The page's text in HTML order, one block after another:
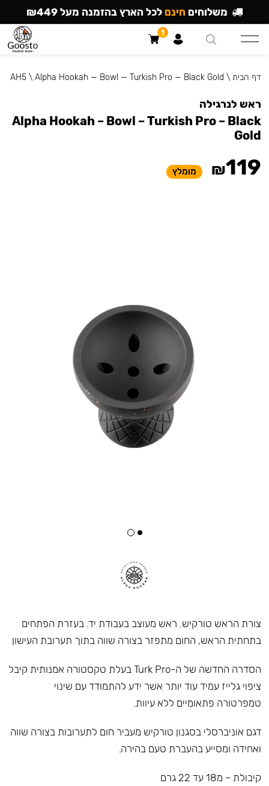
צורת הראש טורקיש. ראש מעוצב בעבודת יד. בעזרת הפתחים
בתחתית הראש, החום מתפזר בצורה שווה בתוך תערובת העישון
הסדרה החדשה של ה-Turk Pro בעלת טקסטורה אמנותית קיבל
ציפוי גלייז עמיד עוד יותר אשר ידע להתמודד עם שינוי
טמפרטורה פתאומיים ללא עיוות.
דגם אוניברסלי בסגנון טורקיש מעביר חום לתערובות בצורה שווה
ואחידה ומסייע בהעברת טעם בהירה.
קיבולת – מ18 עד 22 גרם
דף הבית \
AH5\ Alpha Hookah — Bowl — Turkish Pro — Black Gold
ראש לנרגילה
Alpha Hookah – Bowl – Turkish Pro – Black
Gold
₪119 מומלץ
משלוחים חינם לכל הארץ בהזמנה מעל ₪449
1